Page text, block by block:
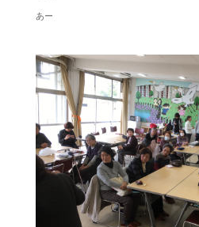
あー